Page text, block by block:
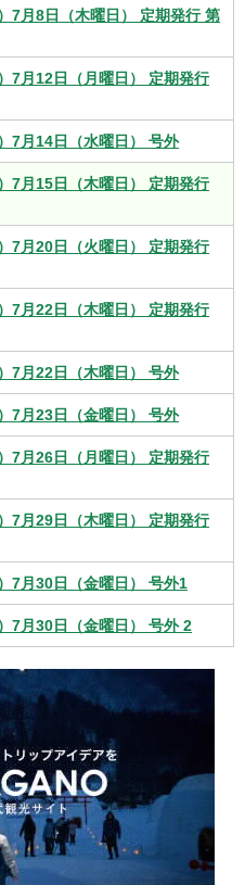
7月8日（木曜日） 定期発行 第
7月12日（月曜日） 定期発行
7月14日（水曜日） 号外
7月15日（木曜日） 定期発行
7月20日（火曜日） 定期発行
7月22日（木曜日） 定期発行
7月22日（木曜日） 号外
7月23日（金曜日） 号外
7月26日（月曜日） 定期発行
7月29日（木曜日） 定期発行
7月30日（金曜日） 号外1
7月30日（金曜日） 号外 2